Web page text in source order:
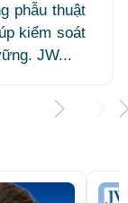
phẫu thuật
kiểm soát
JW...